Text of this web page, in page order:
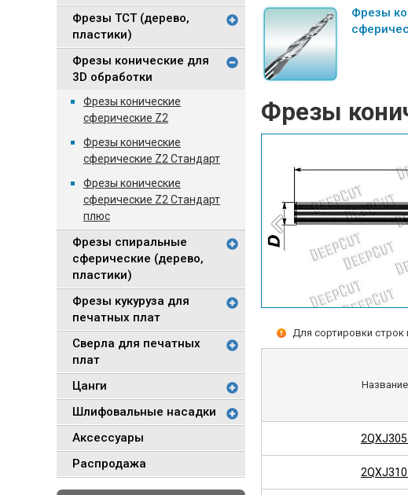
Фрезы TCT (дерево,
пластики)
Фрезы конические для
3D обработки
Фрезы конические
сферические Z2
Фрезы конические
сферические Z2 Стандарт
Фрезы конические
сферические Z2 Стандарт
плюс
Фрезы спиральные
сферические (дерево,
пластики)
Фрезы кукуруза для
печатных плат
Сверла для печатных
плат
Цанги
Шлифовальные насадки
Аксессуары
Распродажа
Фрезы
Фрезы
Для сортировки строк
Название